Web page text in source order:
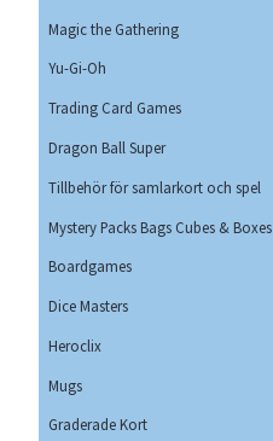
Magic the Gathering
Yu-Gi-Oh
Trading Card Games
Dragon Ball Super
Tillbehör för samlarkort och spel
Mystery Packs Bags Cubes & Boxes
Boardgames
Dice Masters
Heroclix
Mugs
Graderade Kort